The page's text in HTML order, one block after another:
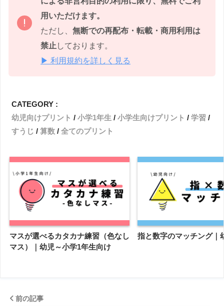
用いただけます。
ただし、 無断での再配布・転載・商用利用は
禁止 しております。
▶ 利用規約を詳しく見る
CATEGORY :
幼児向けプリント
小学1年生 小学生向けプリント
学習
すうじ
算数 全てのプリント
マスが選べるカタカナ練習（色なし
マス）｜幼児～小学1年生向け
指と数字のマッチング｜
前の記事